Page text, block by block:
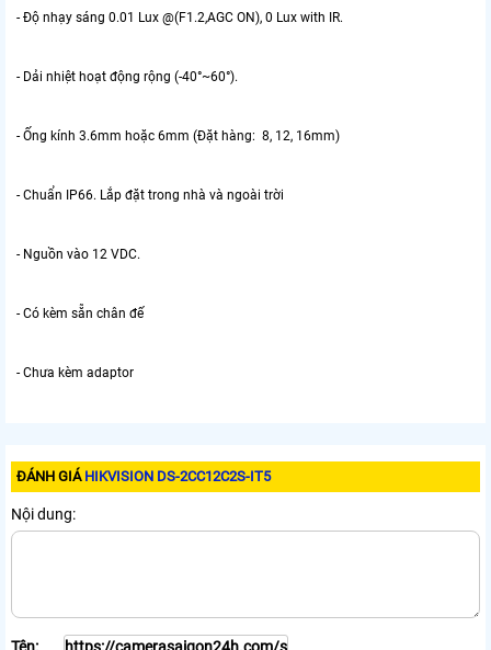
- Độ nhạy sáng 0.01 Lux @(F1.2,AGC ON), 0 Lux with IR.
- Dải nhiệt hoạt động rộng (-40°~60°).
- Ống kính 3.6mm hoặc 6mm (Đặt hàng: 8, 12, 16mm)
- Chuẩn IP66. Lắp đặt trong nhà và ngoài trời
- Nguồn vào 12 VDC.
- Có kèm sẵn chân đế
- Chưa kèm adaptor
ĐÁNH GIÁ HIKVISION DS-2CC12C2S-IT5
Nội dung: